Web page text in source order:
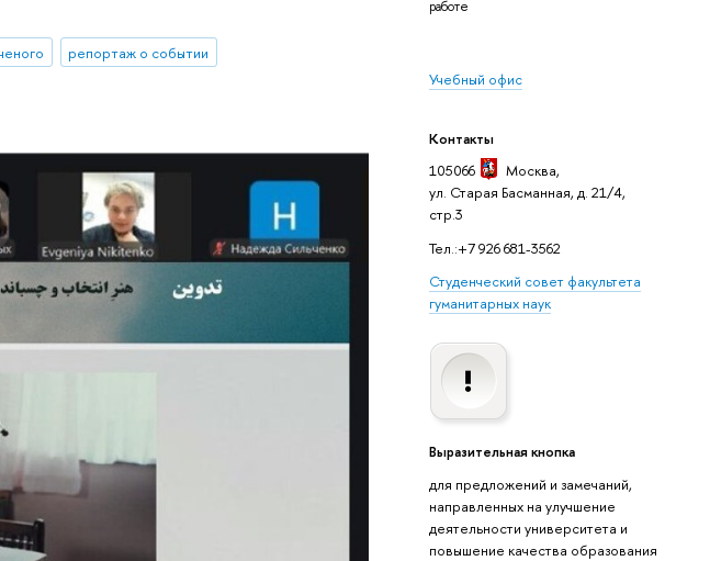
работе
Учебный офис
Контакты
105066
Москва,
ул. Старая Басманная, д. 21/4,
стр.3
Тел.:+7 926 681-3562
Студенческий совет факультета
гуманитарных наук
Выразительная кнопка
для предложений и замечаний,
направленных на улучшение
деятельности университета и
повышение качества образования
репортаж о событии